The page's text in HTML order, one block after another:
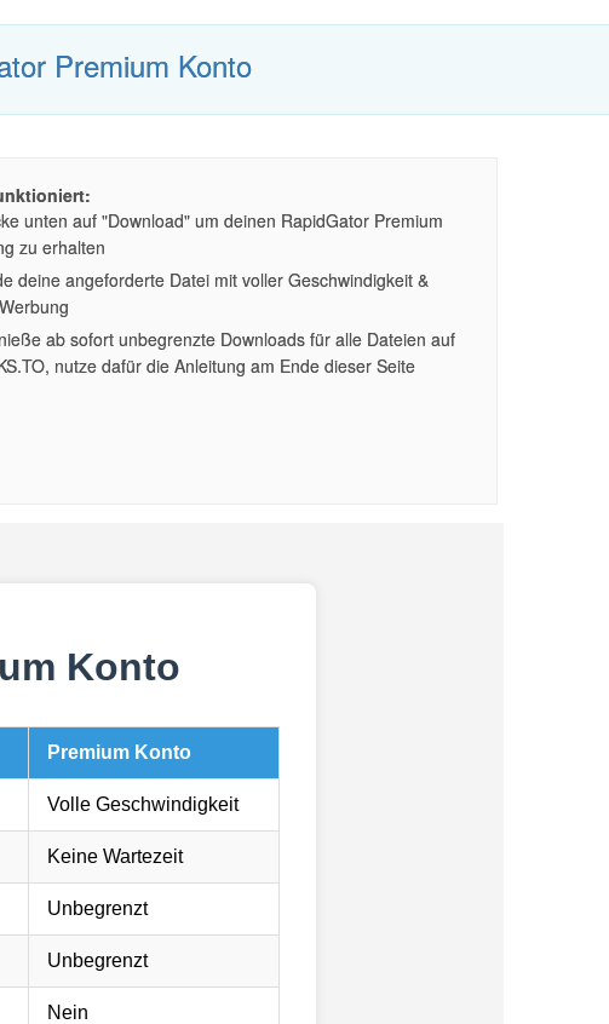
Premium Konto
unten auf "Download" um deinen RapidGator Premium
zu erhalten
deine angeforderte Datei mit voller Geschwindigkeit &
ab sofort unbegrenzte Downloads für alle Dateien auf
nutze dafür die Anleitung am Ende dieser Seite